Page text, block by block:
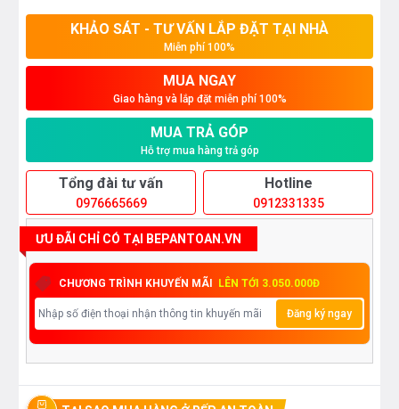
KHẢO SÁT - TƯ VẤN LẮP ĐẶT TẠI NHÀ
Miễn phí 100%
MUA NGAY
Giao hàng và lắp đặt miễn phí 100%
MUA TRẢ GÓP
Hỗ trợ mua hàng trả góp
Tổng đài tư vấn
0976665669
Hotline
0912331335
ƯU ĐÃI CHỈ CÓ TẠI BEPANTOAN.VN
CHƯƠNG TRÌNH KHUYẾN MÃI LÊN TỚI 3.050.000Đ
Đăng ký ngay